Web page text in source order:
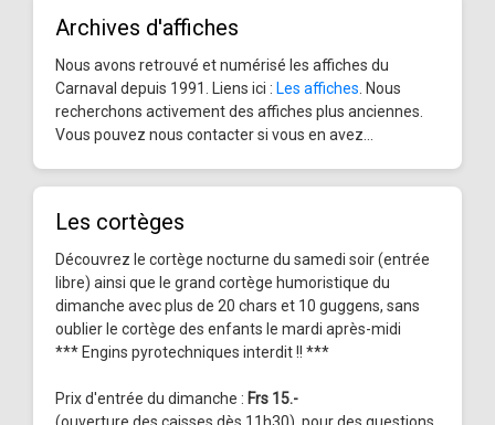
Archives d'affiches
Nous avons retrouvé et numérisé les affiches du
Carnaval depuis 1991. Liens ici : Les affiches . Nous
recherchons activement des affiches plus anciennes.
Vous pouvez nous contacter si vous en avez...
Les cortèges
Découvrez le cortège nocturne du samedi soir (entrée
libre) ainsi que le grand cortège humoristique du
dimanche avec plus de 20 chars et 10 guggens, sans
oublier le cortège des enfants le mardi après-midi
*** Engins pyrotechniques interdit !! ***
Prix d'entrée du dimanche : Frs 15.-